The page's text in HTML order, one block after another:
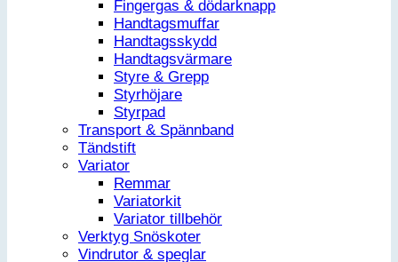
Fingergas & dödarknapp
Handtagsmuffar
Handtagsskydd
Handtagsvärmare
Styre & Grepp
Styrhöjare
Styrpad
Transport & Spännband
Tändstift
Variator
Remmar
Variatorkit
Variator tillbehör
Verktyg Snöskoter
Vindrutor & speglar